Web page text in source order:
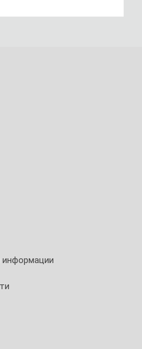
информации